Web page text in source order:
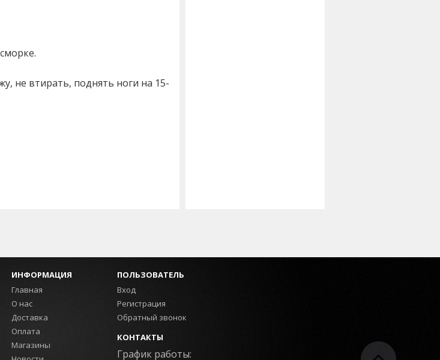
не втирать, поднять ноги на 15-
ИНФОРМАЦИЯ
Главная
О нас
Доставка
Оплата
Магазины
ПОЛЬЗОВАТЕЛЬ
Вход
Регистрация
Обратный звонок
КОНТАКТЫ
График работы: